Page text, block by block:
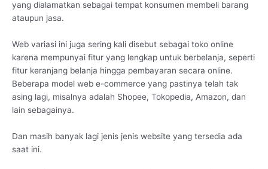
yang dialamatkan sebagai tempat konsumen membeli barang
ataupun jasa.
Web variasi ini juga sering kali disebut sebagai toko online
karena mempunyai fitur yang lengkap untuk berbelanja, seperti
fitur keranjang belanja hingga pembayaran secara online.
Beberapa model web e-commerce yang pastinya telah tak
asing lagi, misalnya adalah Shopee, Tokopedia, Amazon, dan
lain sebagainya.
Dan masih banyak lagi jenis jenis website yang tersedia ada
saat ini.